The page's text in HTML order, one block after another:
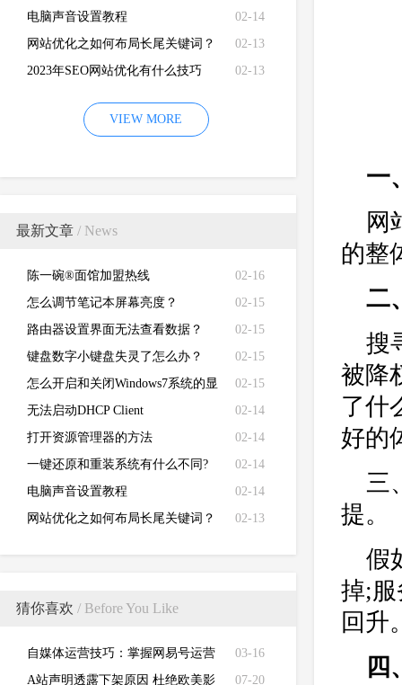
02-14
电脑声音设置教程
02-13
网站优化之如何布局长尾关键词？
02-13
2023年SEO网站优化有什么技巧
VIEW MORE
最新文章 / News
02-16
陈一碗®面馆加盟热线
02-15
怎么调节笔记本屏幕亮度？
02-15
路由器设置界面无法查看数据？
02-15
键盘数字小键盘失灵了怎么办？
02-15
怎么开启和关闭Windows7系统的显
卡硬件加速功能
02-14
无法启动DHCP Client
02-14
打开资源管理器的方法
02-14
一键还原和重装系统有什么不同?
02-14
电脑声音设置教程
02-13
网站优化之如何布局长尾关键词？
猜你喜欢 / Before You Like
03-16
自媒体运营技巧：掌握网易号运营
方法！
07-20
A站声明透露下架原因 杜绝欧美影
一
网
的整
二
搜
被降
了什
好的
三
提。
假
掉;
回升
四